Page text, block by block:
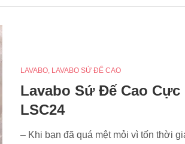
LAVABO, LAVABO SỨ ĐẾ CAO
Lavabo Sứ Đế Cao Cực
LSC24
– Khi bạn đã quá mệt mỏi vì tốn thời